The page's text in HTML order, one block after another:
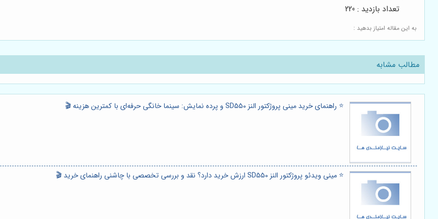
به این مقاله امتیاز بدهید :
تعداد بازدید : 220
مطالب مشابه
⭐️ راهنمای خرید مینی پروژکتور النز SD550 و پرده نمایش: سینما خانگی حرفه‌ای با کمترین هزینه 🎬
⭐️ مینی ویدئو پروژکتور النز SD550 ارزش خرید دارد؟ نقد و بررسی تخصصی با چاشنی راهنمای خرید 🎬